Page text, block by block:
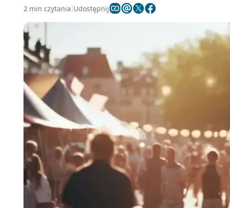
2 min czytania Udostępnij